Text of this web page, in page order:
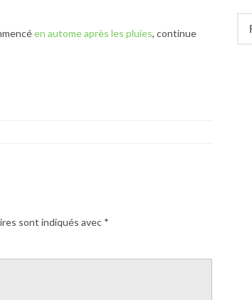
en autome après les pluies, continue
sont indiqués avec *